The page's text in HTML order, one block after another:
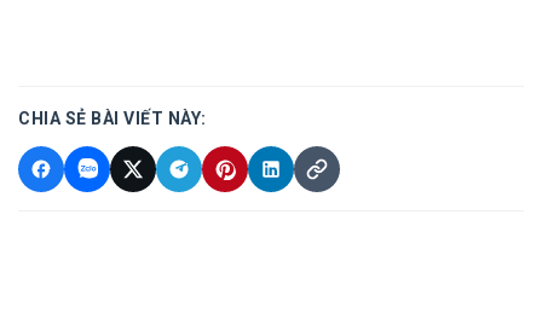
CHIA SẺ BÀI VIẾT NÀY: